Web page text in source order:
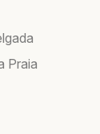
Praia